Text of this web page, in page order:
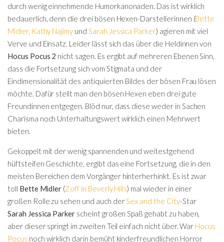
durch wenig einnehmende Humorkanonaden. Das ist wirklich
bedauerlich, denn die drei bösen Hexen-Darstellerinnen (Bette
Midler, Kathy Najimy und Sarah Jessica Parker) agieren mit viel
Verve und Einsatz. Leider lässt sich das über die Heldinnen von
Hocus Pocus 2 nicht sagen. Es ergibt auf mehreren Ebenen Sinn,
dass die Fortsetzung sich vom Stigmata und der
Eindimensionalität des antiquierten Bildes der bösen Frau lösen
möchte. Dafür stellt man den bösen Hexen eben drei gute
Freundinnen entgegen. Blöd nur, dass diese weder in Sachen
Charisma noch Unterhaltungswert wirklich einen Mehrwert
bieten.
Gekoppelt mit der wenig spannenden und weitestgehend
hüftsteifen Geschichte, ergibt das eine Fortsetzung, die in den
meisten Bereichen dem Vorgänger hinterherhinkt. Es ist zwar
toll Bette Midler (Zoff in Beverly Hills) mal wieder in einer
großen Rolle zu sehen und auch derSex and the City-Star
Sarah Jessica Parker scheint großen Spaß gehabt zu haben,
aber dieser springt im zweiten Teil einfach nicht über. War Hocus
Pocus noch wirklich darin bemüht kinderfreundlichen Horror